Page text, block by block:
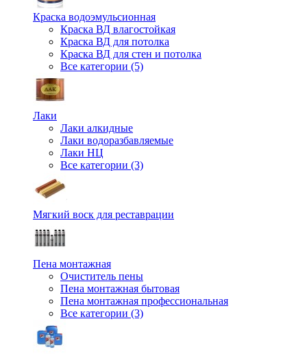
Краска водоэмульсионная
Краска ВД влагостойкая
Краска ВД для потолка
Краска ВД для стен и потолка
Все категории (5)
Лаки
Лаки алкидные
Лаки водоразбавляемые
Лаки НЦ
Все категории (3)
Мягкий воск для реставрации
Пена монтажная
Очиститель пены
Пена монтажная бытовая
Пена монтажная профессиональная
Все категории (3)